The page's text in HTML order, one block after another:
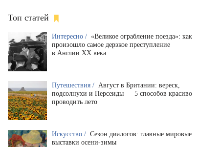
Топ статей
Интересно / «Великое ограбление поезда»: как
произошло самое дерзкое преступление
в Англии XX века
Путешествия / Август в Британии: вереск,
подсолнухи и Персеиды — 5 способов красиво
проводить лето
Искусство / Сезон диалогов: главные мировые
выставки осени-зимы